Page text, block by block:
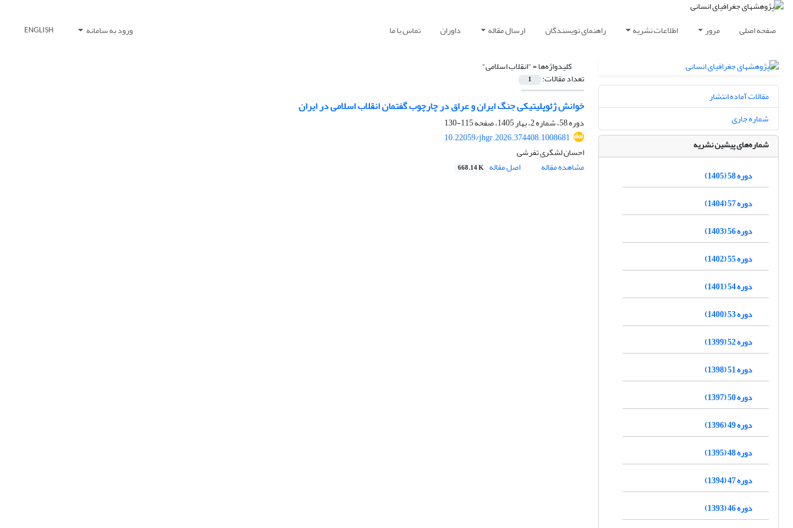
صفحه اصلی مرور اطلاعات نشریه راهنمای نویسندگان ارسال مقاله داوران تماس با ما ورود به سامانه ENGLISH
کلیدواژه‌ها ="انقلاب اسلامی"
تعداد مقالات: 1
خوانش ژئوپلیتیکی جنگ ایران و عراق در چارچوب گفتمان انقلاب اسلامی در ایران
دوره 58، شماره 2، بهار 1405، صفحه
115-130
10.22059/jhgr.2026.374408.1008681
احسان لشگری تفرشی
مشاهده مقاله
اصل مقاله 668.14 K
مقالات آماده انتشار
شماره جاری
شماره‌های پیشین نشریه
دوره 58 (1405)
دوره 57 (1404)
دوره 56 (1403)
دوره 55 (1402)
دوره 54 (1401)
دوره 53 (1400)
دوره 52 (1399)
دوره 51 (1398)
دوره 50 (1397)
دوره 49 (1396)
دوره 48 (1395)
دوره 47 (1394)
دوره 46 (1393)